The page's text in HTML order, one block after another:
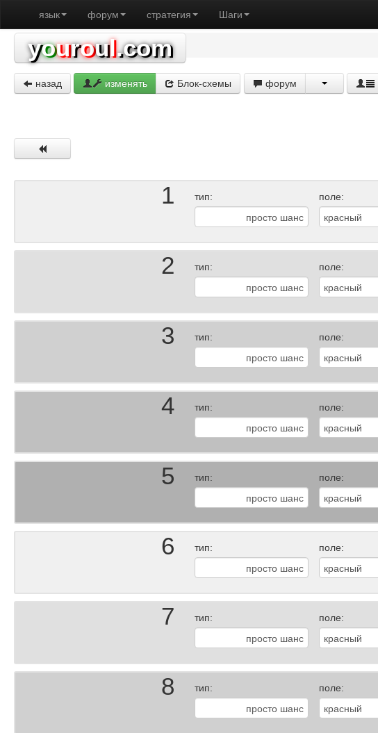
язык форум стратегия Шаги
youroul.com
назад изменять Блок-схемы форум
1 тип: поле:
2 тип: поле:
3 тип: поле:
4 тип: поле:
5 тип: поле:
6 тип: поле:
7 тип: поле:
8 тип: поле: